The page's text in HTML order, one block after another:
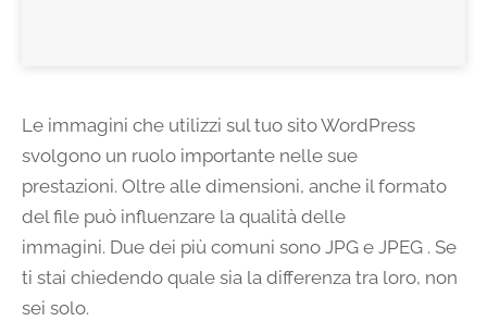
Le immagini che utilizzi sul tuo sito WordPress
svolgono un ruolo importante nelle sue
prestazioni. Oltre alle dimensioni, anche il formato
del file può influenzare la qualità delle
immagini. Due dei più comuni sono JPG e JPEG . Se
ti stai chiedendo quale sia la differenza tra loro, non
sei solo.